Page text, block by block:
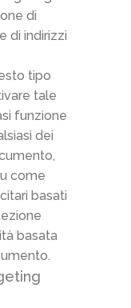
di
di indirizzi
tipo
tale
funzione
dei
come
basati
basata